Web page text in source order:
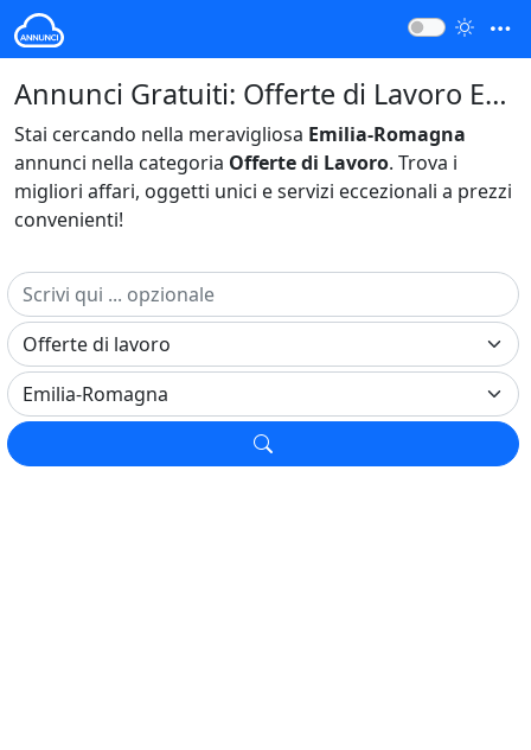
Annunci Gratuiti: Offerte di Lavoro Emilia-Romagna Italia
Stai cercando nella meravigliosa Emilia-Romagna
annunci nella categoria Offerte di Lavoro. Trova i
migliori affari, oggetti unici e servizi eccezionali a prezzi
convenienti!